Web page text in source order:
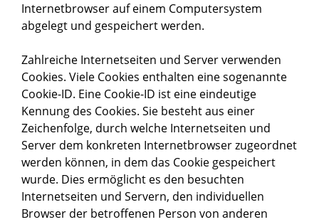
Internetbrowser auf einem Computersystem
abgelegt und gespeichert werden.
Zahlreiche Internetseiten und Server verwenden
Cookies. Viele Cookies enthalten eine sogenannte
Cookie-ID. Eine Cookie-ID ist eine eindeutige
Kennung des Cookies. Sie besteht aus einer
Zeichenfolge, durch welche Internetseiten und
Server dem konkreten Internetbrowser zugeordnet
werden können, in dem das Cookie gespeichert
wurde. Dies ermöglicht es den besuchten
Internetseiten und Servern, den individuellen
Browser der betroffenen Person von anderen